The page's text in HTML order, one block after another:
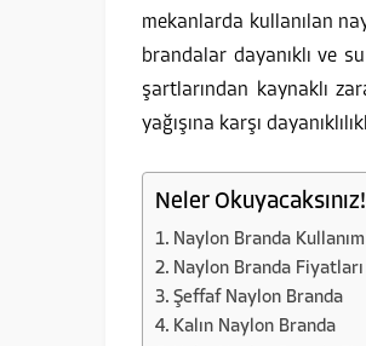
mekanlarda kullanılan
brandalar dayanıklı ve
şartlarından kaynaklı
yağışına karşı
Neler Okuyacaksınız!
Naylon Branda
Naylon Branda Fiyatları
Şeffaf Naylon Branda
Kalın Naylon Branda